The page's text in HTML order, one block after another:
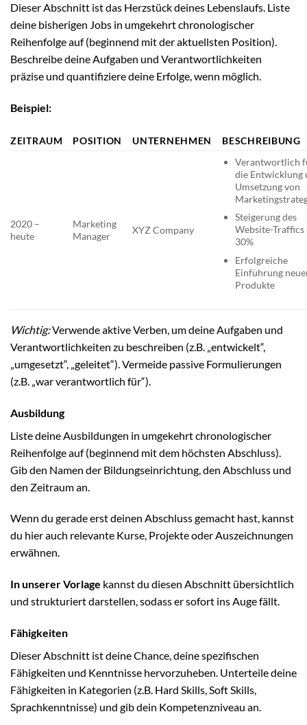
Dieser Abschnitt ist das Herzstück deines Lebenslaufs. Liste
deine bisherigen Jobs in umgekehrt chronologischer
Reihenfolge auf (beginnend mit der aktuellsten Position).
Beschreibe deine Aufgaben und Verantwortlichkeiten
präzise und quantifiziere deine Erfolge, wenn möglich.
Beispiel:
ZEITRAUM POSITION UNTERNEHMEN BESCHREIBUNG
2020 –
heute
Marketing
Manager
XYZ Company
Verantwortlich
die Entwicklung
Umsetzung von
Steigerung des
Website-Traffics
30%
Erfolgreiche
Einführung
Produkte
Wichtig:Verwende aktive Verben, um deine Aufgaben und
Verantwortlichkeiten zu beschreiben (z.B. „entwickelt“,
„umgesetzt“, „geleitet“). Vermeide passive Formulierungen
(z.B. „war verantwortlich für“).
Ausbildung
Liste deine Ausbildungen in umgekehrt chronologischer
Reihenfolge auf (beginnend mit dem höchsten Abschluss).
Gib den Namen der Bildungseinrichtung, den Abschluss und
den Zeitraum an.
Wenn du gerade erst deinen Abschluss gemacht hast, kannst
du hier auch relevante Kurse, Projekte oder Auszeichnungen
erwähnen.
In unserer Vorlage kannst du diesen Abschnitt übersichtlich
und strukturiert darstellen, sodass er sofort ins Auge fällt.
Fähigkeiten
Dieser Abschnitt ist deine Chance, deine spezifischen
Fähigkeiten und Kenntnisse hervorzuheben. Unterteile deine
Fähigkeiten in Kategorien (z.B. Hard Skills, Soft Skills,
Sprachkenntnisse) und gib dein Kompetenzniveau an.